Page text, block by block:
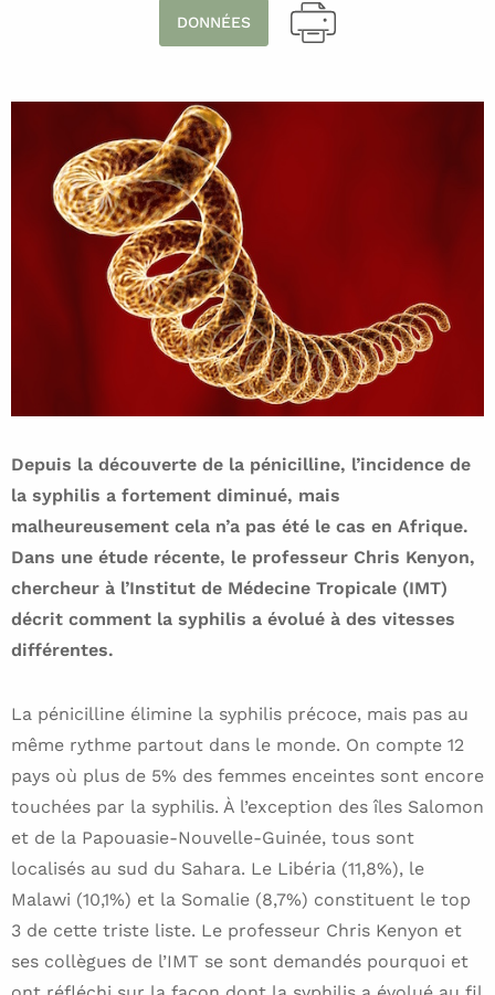
DONNÉES
Depuis la découverte de la pénicilline, l’incidence de
la syphilis a fortement diminué, mais
malheureusement cela n’a pas été le cas en Afrique.
Dans une étude récente, le professeur Chris Kenyon,
chercheur à l’Institut de Médecine Tropicale (IMT)
décrit comment la syphilis a évolué à des vitesses
différentes.
La pénicilline élimine la syphilis précoce, mais pas au
même rythme partout dans le monde. On compte 12
pays où plus de 5% des femmes enceintes sont encore
touchées par la syphilis. À l’exception des îles Salomon
et de la Papouasie-Nouvelle-Guinée, tous sont
localisés au sud du Sahara. Le Libéria (11,8%), le
Malawi (10,1%) et la Somalie (8,7%) constituent le top
3 de cette triste liste. Le professeur Chris Kenyon et
ses collègues de l’IMT se sont demandés pourquoi et